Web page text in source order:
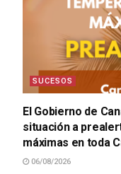
SUCESOS
El Gobierno de
situación a
máximas en toda
06/08/2026